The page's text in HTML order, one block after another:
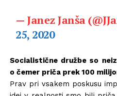
— Janez Janša
25, 2020
Socialistične družbe so
o čemer priča prek 100
Prav pri vsakem poskusu